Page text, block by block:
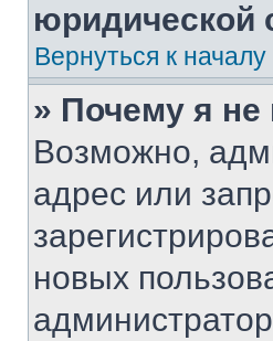
юридической
Вернуться к началу
» Почему я не
Возможно,
адрес или
новых